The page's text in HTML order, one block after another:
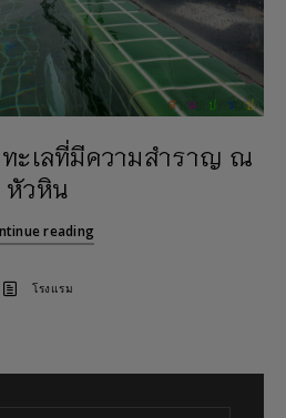
ะเลที่มีความสำราญ ณ
หัวหิน
reading
โรงแรม